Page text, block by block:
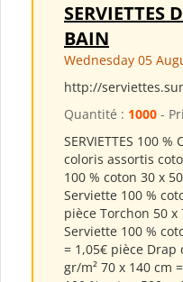
SERVIETTES
BAIN
Wednesday 05
http://
Quantité : 1000 -
SERVIETTES 100
coloris assortis
100 % coton 30 x
Serviette 100 %
pièce Torchon 50 x
Serviette 100 %
= 1,05€ pièce Drap
gr/m² 70 x 140 cm